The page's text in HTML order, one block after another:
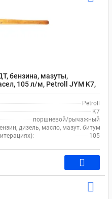
бензина, мазуты,
105 л/м, Petroll JYM K7,
Petroll
K7
поршневой/рычажный
дизель, масло, мазут.
105